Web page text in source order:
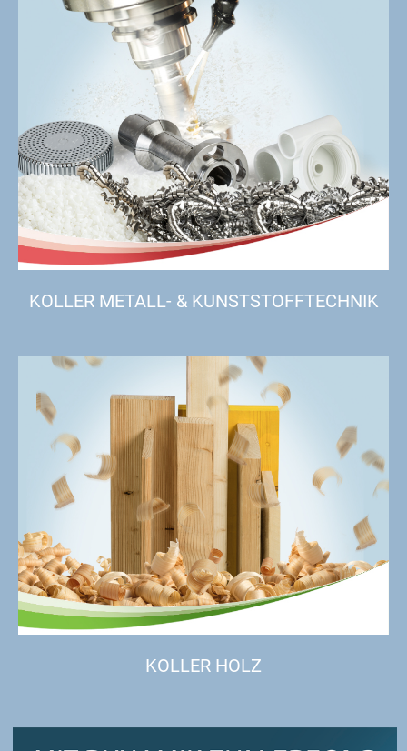
KOLLER METALL- & KUNSTSTOFFTECHNIK
KOLLER HOLZ